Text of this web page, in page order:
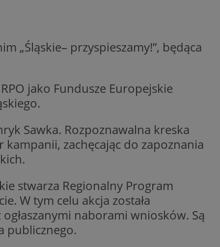
„Śląskie– przyspieszamy!”, będąca
jako Fundusze Europejskie
Sawka. Rozpoznawalna kreska
zachęcając do zapoznania
stwarza Regionalny Program
W tym celu akcja została
naborami wniosków. Są
publicznego.
o
preferencjach
korzystania z
polityki
Dzięki
co zwiększa
ochrony
obsługuje
optymalizacji
usługę
aby baner cookie
ludzi i
internetowej,
ważnych
z jej witryny